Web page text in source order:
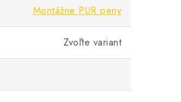
Montážne PUR peny
Zvoľte variant